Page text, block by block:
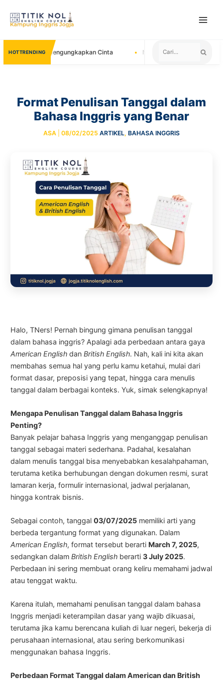
content
TRENDING
Mengungkapkan Cinta Negara yang Menerima Sertifikat
Format Penulisan Tanggal dalam
Bahasa Inggris yang Benar
ASA 08/02/2025 ARTIKEL, BAHASA INGGRIS
Halo, TNers! Pernah bingung gimana penulisan tanggal
dalam bahasa inggris? Apalagi ada perbedaan antara gaya
American EnglishdanBritish English. Nah, kali ini kita akan
membahas semua hal yang perlu kamu ketahui, mulai dari
format dasar, preposisi yang tepat, hingga cara menulis
tanggal dalam berbagai konteks. Yuk, simak selengkapnya!
Mengapa Penulisan Tanggal dalam Bahasa Inggris
Penting?
Banyak pelajar bahasa Inggris yang menganggap penulisan
tanggal sebagai materi sederhana. Padahal, kesalahan
dalam menulis tanggal bisa menyebabkan kesalahpahaman,
terutama ketika berhubungan dengan dokumen resmi, surat
lamaran kerja, formulir internasional, jadwal perjalanan,
hingga kontrak bisnis.
Sebagai contoh, tanggal03/07/2025 memiliki arti yang
berbeda tergantung format yang digunakan. Dalam
American English, format tersebut berarti March 7, 2025,
sedangkan dalamBritish English berarti3 July 2025.
Perbedaan ini sering membuat orang keliru memahami jadwal
atau tenggat waktu.
Karena itulah, memahami penulisan tanggal dalam bahasa
Inggris menjadi keterampilan dasar yang wajib dikuasai,
terutama jika kamu berencana kuliah di luar negeri, bekerja di
perusahaan internasional, atau sering berkomunikasi
menggunakan bahasa Inggris.
Perbedaan Format Tanggal dalam American dan British